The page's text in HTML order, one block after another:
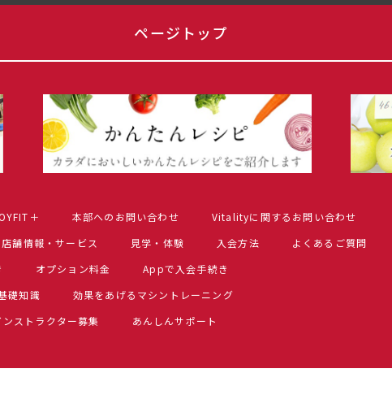
ページトップ
＋ 本部へのお問い合わせ
Vitalityに関するお問い合わせ
店舗情報・サービス 見学・体験 入会方法 よくあるご質問
オプション料金
Appで入会手続き
礎知識
効果をあげるマシントレーニング
ンストラクター募集 あんしんサポート